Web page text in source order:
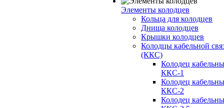
Элементы колодцев
Кольца для колодцев
Днища колодцев
Крышки колодцев
Колодцы кабельной
(ККС)
Колодец
ККС-1
Колодец
ККС-2
Колодец